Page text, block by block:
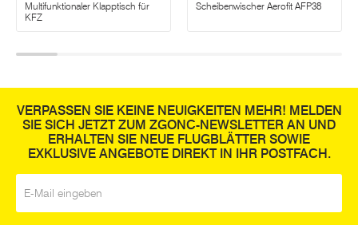
Multifunktionaler Klapptisch für
KFZ
Scheibenwischer Aerofit AFP38
VERPASSEN SIE KEINE NEUIGKEITEN MEHR! MELDEN
SIE SICH JETZT ZUM ZGONC-NEWSLETTER AN UND
ERHALTEN SIE NEUE FLUGBLÄTTER SOWIE
EXKLUSIVE ANGEBOTE DIREKT IN IHR POSTFACH.